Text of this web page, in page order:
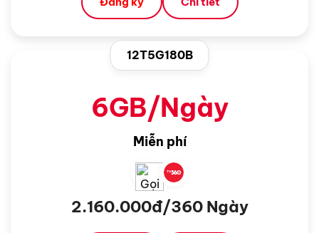
12T5G180B
6GB/Ngày
Miễn phí
2.160.000đ/360 Ngày